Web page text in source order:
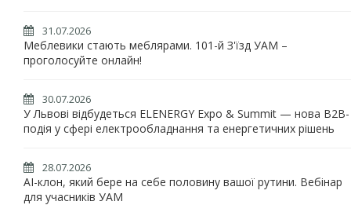
31.07.2026
Меблевики стають меблярами. 101-й З'їзд УАМ –
проголосуйте онлайн!
30.07.2026
У Львові відбудеться ELENERGY Expo & Summit — нова B2B-
подія у сфері електрообладнання та енергетичних рішень
28.07.2026
AI-клон, який бере на себе половину вашої рутини. Вебінар
для учасників УАМ